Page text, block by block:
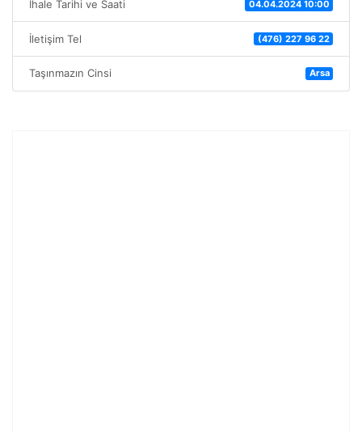
İhale Tarihi ve Saati 04.04.2024 10:00
İletişim Tel (476) 227 96 22
Taşınmazın Cinsi Arsa